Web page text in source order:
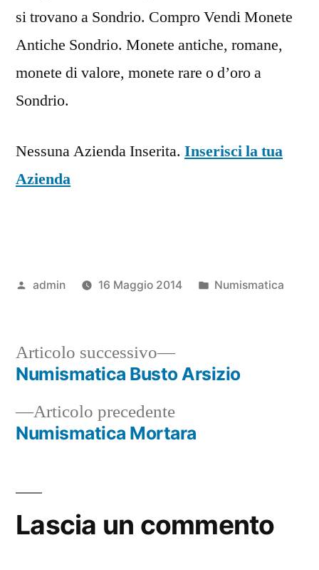
si trovano a Sondrio. Compro Vendi Monete
Antiche Sondrio. Monete antiche, romane,
monete di valore, monete rare o d’oro a
Sondrio.
Nessuna Azienda Inserita. Inserisci la tua
Azienda
Pubblicato
admin 16 Maggio 2014
Pubblicato
Numismatica
Navigazione
articoli
Articolo precedenteArticolo
precedente:
Numismatica Mortara
Articolo successivo
Articolo
successivo:
Numismatica Busto Arsizio
Lascia un commento